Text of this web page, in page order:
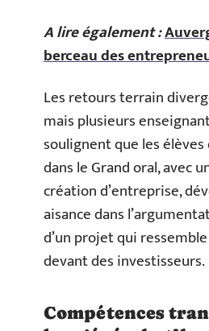
A lire également :
berceau des
Les retours terrain
mais plusieurs
soulignent que les
dans le Grand oral, avec
création d’entreprise,
aisance dans
d’un projet qui
devant des investisseurs.
Compétences